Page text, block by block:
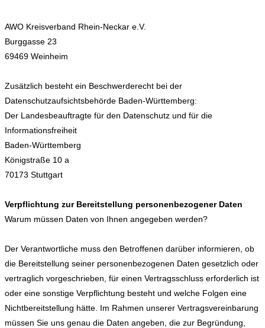
AWO Kreisverband Rhein-Neckar e.V.
Burggasse 23
69469 Weinheim
Zusätzlich besteht ein Beschwerderecht bei der
Datenschutzaufsichtsbehörde Baden-Württemberg:
Der Landesbeauftragte für den Datenschutz und für die
Informationsfreiheit
Baden-Württemberg
Königstraße 10 a
70173 Stuttgart
Verpflichtung zur Bereitstellung personenbezogener Daten
Warum müssen Daten von Ihnen angegeben werden?
Der Verantwortliche muss den Betroffenen darüber informieren, ob
die Bereitstellung seiner personenbezogenen Daten gesetzlich oder
vertraglich vorgeschrieben, für einen Vertragsschluss erforderlich ist
oder eine sonstige Verpflichtung besteht und welche Folgen eine
Nichtbereitstellung hätte. Im Rahmen unserer Vertragsvereinbarung
müssen Sie uns genau die Daten angeben, die zur Begründung,